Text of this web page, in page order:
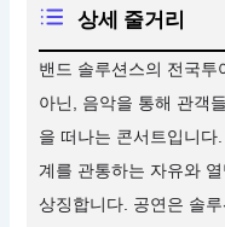
상세 줄거리
밴드 솔루션스의 전국
아닌, 음악을 통해 관객
을 떠나는 콘서트입니
계를 관통하는 자유와
상징합니다. 공연은 솔